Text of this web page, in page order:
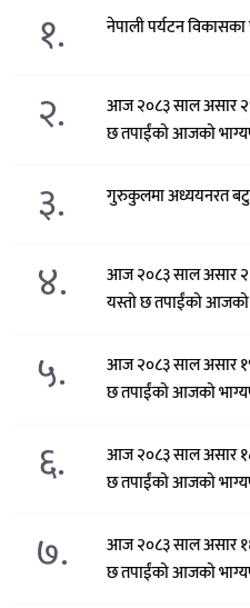
१. नेपाली पर्यटन विकासका
२.
आज २०८३ साल असार
छ तपाईंको आजको
३. गुरुकुलमा अध्ययनरत
४.
आज २०८३ साल असार
यस्तो छ तपाईंको
५.
आज २०८३ साल असार
छ तपाईंको आजको
६.
आज २०८३ साल असार
छ तपाईंको आजको
७.
आज २०८३ साल असार
छ तपाईंको आजको